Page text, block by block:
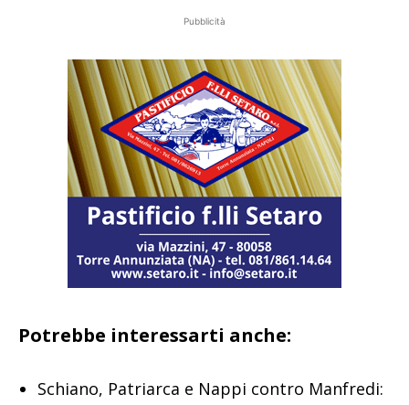
Pubblicità
Potrebbe interessarti anche:
Schiano, Patriarca e Nappi contro Manfredi: